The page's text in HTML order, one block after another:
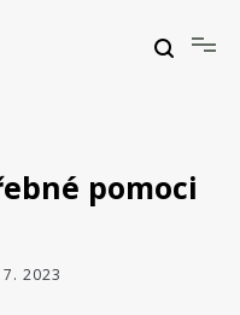
pomoci
7. 2023